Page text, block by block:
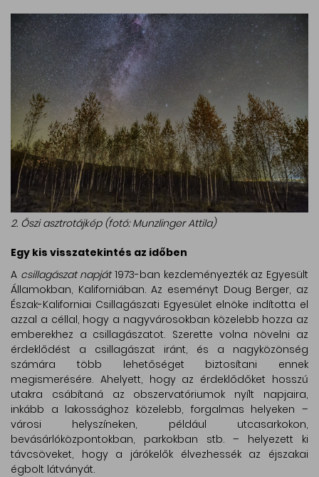
2. Őszi asztrotájkép (fotó: Munzlinger Attila)
Egy kis visszatekintés az időben
A csillagászat napját1973-ban kezdeményezték az Egyesült
Államokban, Kaliforniában. Az eseményt Doug Berger, az
Észak-Kaliforniai Csillagászati Egyesület elnöke indította el
azzal a céllal, hogy a nagyvárosokban közelebb hozza az
emberekhez a csillagászatot. Szerette volna növelni az
érdeklődést a csillagászat iránt, és a nagyközönség
számára több lehetőséget biztosítani ennek
megismerésére. Ahelyett, hogy az érdeklődőket hosszú
utakra csábítaná az obszervatóriumok nyílt napjaira,
inkább a lakossághoz közelebb, forgalmas helyeken –
városi helyszíneken, például utcasarkokon,
bevásárlóközpontokban, parkokban stb. – helyezett ki
távcsöveket, hogy a járókelők élvezhessék az éjszakai
égbolt látványát.